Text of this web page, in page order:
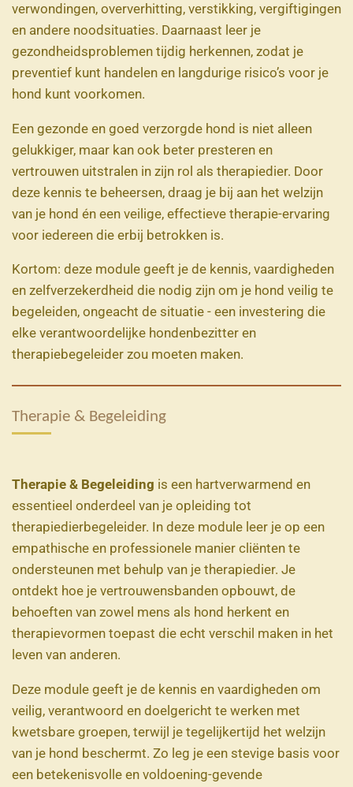
verwondingen, oververhitting, verstikking, vergiftigingen
en andere noodsituaties. Daarnaast leer je
gezondheidsproblemen tijdig herkennen, zodat je
preventief kunt handelen en langdurige risico’s voor je
hond kunt voorkomen.
Een gezonde en goed verzorgde hond is niet alleen
gelukkiger, maar kan ook beter presteren en
vertrouwen uitstralen in zijn rol als therapiedier. Door
deze kennis te beheersen, draag je bij aan het welzijn
van je hond én een veilige, effectieve therapie-ervaring
voor iedereen die erbij betrokken is.
Kortom: deze module geeft je de kennis, vaardigheden
en zelfverzekerdheid die nodig zijn om je hond veilig te
begeleiden, ongeacht de situatie - een investering die
elke verantwoordelijke hondenbezitter en
therapiebegeleider zou moeten maken.
Therapie & Begeleiding
Therapie & Begeleiding is een hartverwarmend en
essentieel onderdeel van je opleiding tot
therapiedierbegeleider. In deze module leer je op een
empathische en professionele manier cliënten te
ondersteunen met behulp van je therapiedier. Je
ontdekt hoe je vertrouwensbanden opbouwt, de
behoeften van zowel mens als hond herkent en
therapievormen toepast die echt verschil maken in het
leven van anderen.
Deze module geeft je de kennis en vaardigheden om
veilig, verantwoord en doelgericht te werken met
kwetsbare groepen, terwijl je tegelijkertijd het welzijn
van je hond beschermt. Zo leg je een stevige basis voor
een betekenisvolle en voldoening-gevende